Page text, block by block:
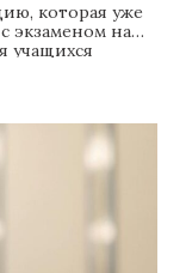
которая уже
экзаменом на
учащихся
что в тесте
их с
балл,